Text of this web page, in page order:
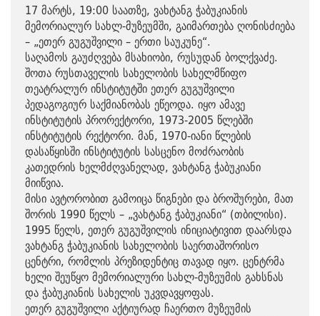
17 მარტს, 19:00 საათზე, ვახტანგ ჭაბუკიანის
მემორიალურ სახლ-მუზეუმში, გაიმართება ღონისძიება
– „ეთერ გუგუშვილი – ერთი საუკუნე“.
საღამოს გაუძღვება მსახიობი, რუსუდან ბოლქვაძე.
შოთა რუსთაველის სახელობის სახელმწიფო
თეატრალურ ინსტიტუტში ეთერ გუგუშვილი
პედაგოგიურ საქმიანობას ეწეოდა. იყო ამავე
ინსტიტუტის პრორექტორი, 1973-2005 წლებში
ინსტიტუტის რექტორი. მან, 1970-იანი წლების
დასაწყისში ინსტიტუტის სასცენო მოძრაობის
კათედრის ხელმძღვანელად, ვახტანგ ჭაბუკიანი
მიიწვია.
მისი ავტორობით გამოიცა წიგნები და ბროშურები, მათ
შორის 1990 წელს – „ვახტანგ ჭაბუკიანი“ (თბილისი).
1995 წელს, ეთერ გუგუშვილის ინიციატივით დაარსდა
ვახტანგ ჭაბუკიანის სახელობის საერთაშორისო
ცენტრი, რომლის პრეზიდენტიც თავად იყო. ცენტრმა
ხელი შეუწყო მემორიალური სახლ-მუზეუმის გახსნას
და ჭაბუკიანის სახელის უკვდავყოფას.
ეთერ გუგუშვილი აქტიურად ჩაერთო მუზეუმის